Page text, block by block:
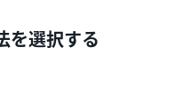
を選択する